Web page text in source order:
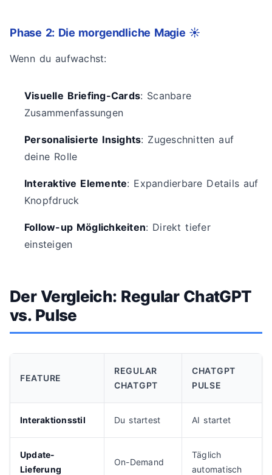
Phase 2: Die morgendliche Magie ☀️
Wenn du aufwachst:
Visuelle Briefing-Cards: Scanbare
Zusammenfassungen
Personalisierte Insights: Zugeschnitten auf
deine Rolle
Interaktive Elemente: Expandierbare Details auf
Knopfdruck
Follow-up Möglichkeiten: Direkt tiefer
einsteigen
Der Vergleich: Regular ChatGPT
vs. Pulse
FEATURE
REGULAR
CHATGPT
CHATGPT
PULSE
Interaktionsstil Du startest AI startet
Update-
Lieferung
On-Demand
Täglich
automatisch